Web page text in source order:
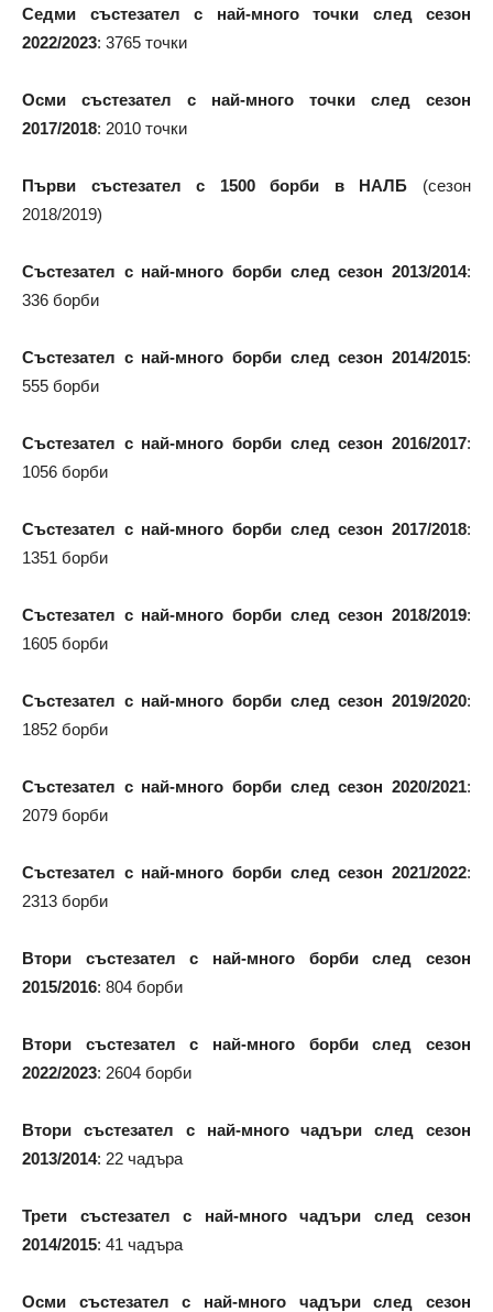
Седми състезател с най-много точки след сезон
2022/2023: 3765 точки
Осми състезател с най-много точки след сезон
2017/2018: 2010 точки
Първи състезател с 1500 борби в НАЛБ (сезон
2018/2019)
Състезател с най-много борби след сезон 2013/2014:
336 борби
Състезател с най-много борби след сезон 2014/2015:
555 борби
Състезател с най-много борби след сезон 2016/2017:
1056 борби
Състезател с най-много борби след сезон 2017/2018:
1351 борби
Състезател с най-много борби след сезон 2018/2019:
1605 борби
Състезател с най-много борби след сезон 2019/2020:
1852 борби
Състезател с най-много борби след сезон 2020/2021:
2079 борби
Състезател с най-много борби след сезон 2021/2022:
2313 борби
Втори състезател с най-много борби след сезон
2015/2016: 804 борби
Втори състезател с най-много борби след сезон
2022/2023: 2604 борби
Втори състезател с най-много чадъри след сезон
2013/2014: 22 чадъра
Трети състезател с най-много чадъри след сезон
2014/2015: 41 чадъра
Осми състезател с най-много чадъри след сезон